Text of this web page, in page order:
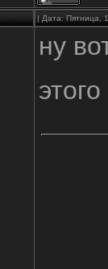
| Дата: Пятница,
ну